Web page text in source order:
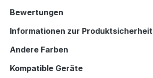
Bewertungen
Informationen zur Produktsicherheit
Andere Farben
Kompatible Geräte